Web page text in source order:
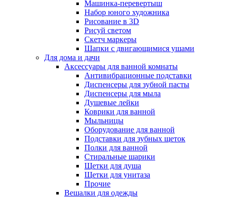
Машинка-перевертыш
Набор юного художника
Рисование в 3D
Рисуй светом
Скетч маркеры
Шапки с двигающимися ушами
Для дома и дачи
Аксессуары для ванной комнаты
Антивибрационные подставки
Диспенсеры для зубной пасты
Диспенсеры для мыла
Душевые лейки
Коврики для ванной
Мыльницы
Оборудование для ванной
Подставки для зубных щеток
Полки для ванной
Стиральные шарики
Щетки для душа
Щетки для унитаза
Прочие
Вешалки для одежды